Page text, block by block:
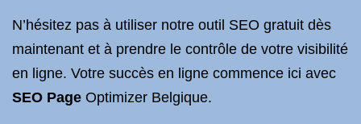
N’hésitez pas à utiliser notre outil SEO gratuit dès
maintenant et à prendre le contrôle de votre visibilité
en ligne. Votre succès en ligne commence ici avec
SEO Page Optimizer Belgique.